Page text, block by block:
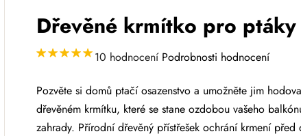
Dřevěné krmítko pro ptáky
10 hodnocení Podrobnosti hodnocení
Pozvěte si domů ptačí osazenstvo a umožněte jim
dřevěném krmítku, které se stane ozdobou vašeho
zahrady. Přírodní dřevěný přístřešek ochrání krmení před